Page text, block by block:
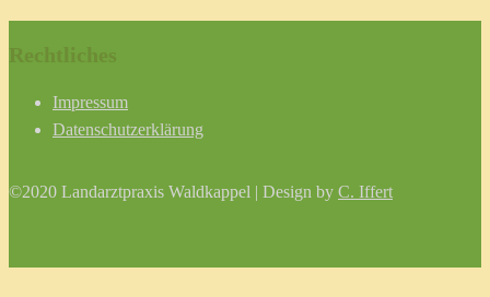
Rechtliches
Impressum
Datenschutzerklärung
©2020 Landarztpraxis Waldkappel | Design by C. Iffert